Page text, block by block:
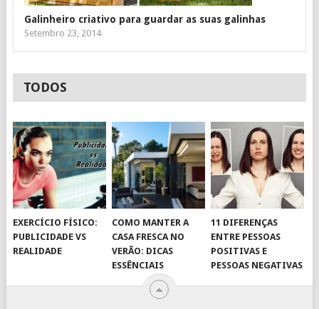
Galinheiro criativo para guardar as suas galinhas
Setembro 23, 2014
TODOS
EXERCÍCIO FÍSICO:
PUBLICIDADE VS
REALIDADE
COMO MANTER A
CASA FRESCA NO
VERÃO: DICAS
ESSÊNCIAIS
11 DIFERENÇAS
ENTRE PESSOAS
POSITIVAS E
PESSOAS NEGATIVAS